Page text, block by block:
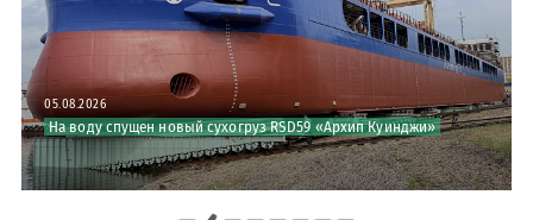
05.08.2026
На воду спущен новый сухогруз RSD59 «Архип Куинджи»
30.07.2026
РС принял участие в совещании по безопасности круизных судов